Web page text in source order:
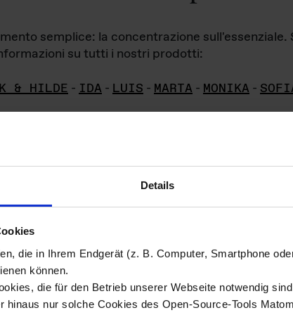
Details
die in Ihrem Endgerät (z. B. Computer, Smartphone
können.
die für den Betrieb unserer Webseite notwendig
hinaus nur solche Cookies des Open-Source-Tools
semplice: la concentrazione
su tutti i nostri prodotti:
& HILDE - IDA - LUIS - MARTA - MONIKA -
di
materiale fotografico sono detenuti daDas